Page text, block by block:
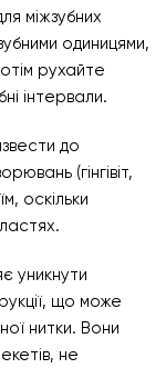
міжзубних
одиницями,
рухайте
інтервали.
до
(гінгівіт,
оскільки
уникнути
що може
нитки. Вони
не